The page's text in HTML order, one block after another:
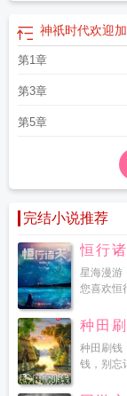
入光荣的进化免费神祇
费欢迎加入光荣的进化
时代之万界聊天群
神
神祇时代欢迎
第1章
第3章
第5章
完结小说推荐
恒行
星海漫游
您喜欢恒
种田
种田刷钱
钱，别忘